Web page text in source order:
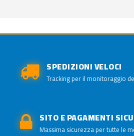
SPEDIZIONI VELOCI
Tracking per il monitoraggio
SITO E PAGAMENTI
Massima sicurezza per tutte le